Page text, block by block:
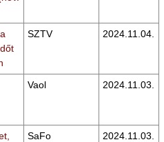
SZTV 2024.11.04.
Vaol 2024.11.03.
SaFo 2024.11.03.